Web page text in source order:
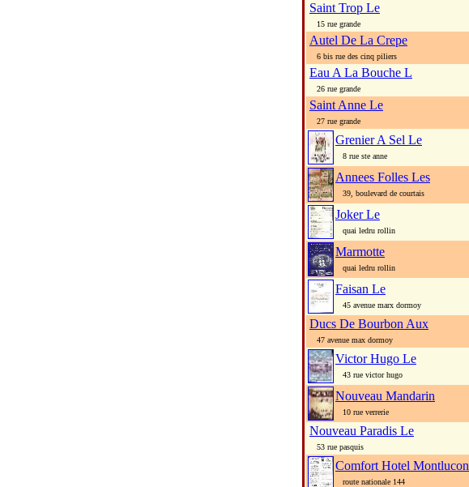
Saint Trop Le
15 rue grande
Autel De La Crepe
6 bis rue des cinq piliers
Eau A La Bouche L
26 rue grande
Saint Anne Le
27 rue grande
Grenier A Sel Le
8 rue ste anne
Annees Folles Les
39, boulevard de courtais
Joker Le
quai ledru rollin
Marmotte
quai ledru rollin
Faisan Le
45 avenue marx dormoy
Ducs De Bourbon Aux
47 avenue max dormoy
Victor Hugo Le
43 rue victor hugo
Nouveau Mandarin
10 rue verrerie
Nouveau Paradis Le
53 rue pasquis
Comfort Hotel Montlucon
route nationale 144